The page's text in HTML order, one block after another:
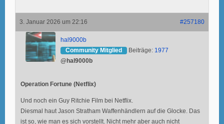
3. Januar 2026 um 22:16 #257180
hal9000b
Community Mitglied
Beiträge: 1977
@hal9000b
Operation Fortune (Netflix)
Und noch ein Guy Ritchie Film bei Netflix.
Diesmal haut Jason Stratham Waffenhändlern auf die Glocke. Das
ist so, wie man es sich vorstellt. Nicht mehr aber auch nicht